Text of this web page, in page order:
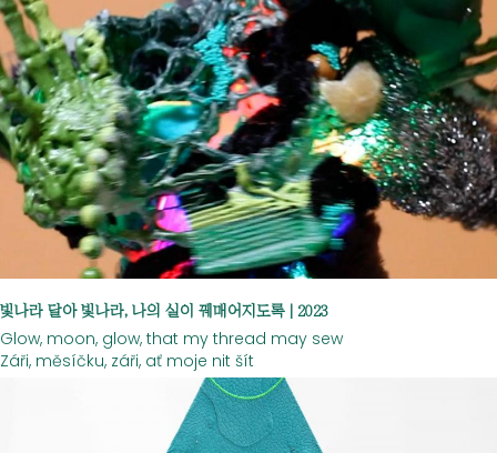
빛나라 달아 빛나라, 나의 실이 꿰매어지도록 | 2023
Glow, moon, glow, that my thread may sew
Záři, měsíčku, záři, ať moje nit šít